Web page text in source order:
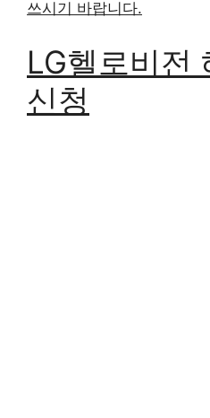
쓰시기 바랍니다.
LG헬로비전
신청